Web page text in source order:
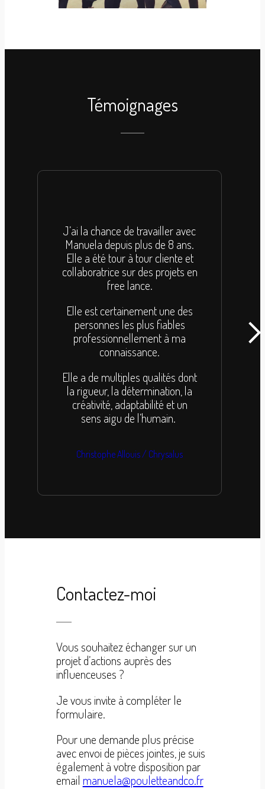
Témoignages
Christophe Allouis / Chrysalus
J’ai la chance de travailler avec
Manuela depuis plus de 8 ans.
Elle a été tour à tour cliente et
collaboratrice sur des projets en
free lance.
Elle est certainement une des
personnes les plus fiables
professionnellement à ma
connaissance.
Elle a de multiples qualités dont
la rigueur, la détermination, la
créativité, adaptabilité et un
sens aigu de l’humain.
Contactez-moi
Vous souhaitez échanger sur un
projet d’actions auprès des
influenceuses ?
Je vous invite à compléter le
formulaire.
Pour une demande plus précise
avec envoi de pièces jointes, je suis
également à votre disposition par
email manuela@pouletteandco.fr